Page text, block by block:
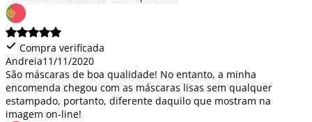
Compra verificada
Andreia11/11/2020
São máscaras de boa qualidade! No entanto, a minha
encomenda chegou com as máscaras lisas sem qualquer
estampado, portanto, diferente daquilo que mostram na
imagem on-line!